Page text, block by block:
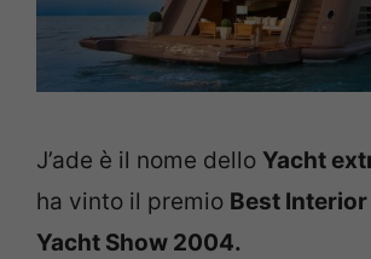
J’ade è il nome dello Yacht
ha vinto il premio Best
Yacht Show 2004.